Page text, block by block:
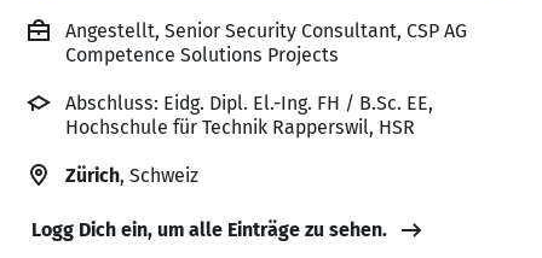
Angestellt, Senior Security Consultant, CSP AG
Competence Solutions Projects
Abschluss: Eidg. Dipl. El.-Ing. FH / B.Sc. EE,
Hochschule für Technik Rapperswil, HSR
Zürich, Schweiz
Logg Dich ein, um alle Einträge zu sehen.